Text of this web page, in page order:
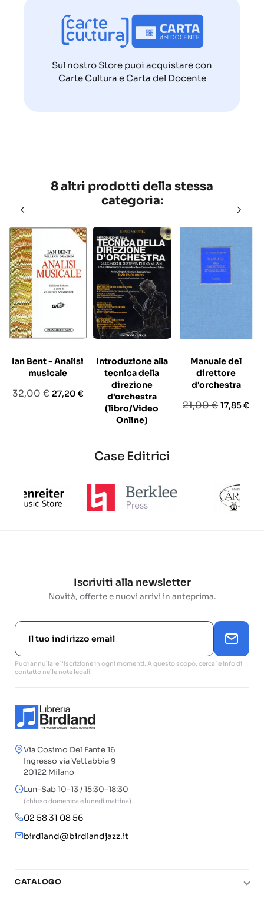
Sul nostro Store puoi acquistare con
Carte Cultura e Carta del Docente
8 altri prodotti della stessa
categoria:
Ian Bent - Analisi
musicale
Prezzo
32,00 € Prezzo
27,20 €
Introduzione alla
tecnica della
direzione
d'orchestra
(libro/Video
Online)
base
Manuale del
direttore
d'orchestra
Prezzo
21,00 € Prezzo
17,85 €
Case Editrici
Iscriviti alla newsletter
Novità, offerte e nuovi arrivi in anteprima.
Puoi annullare l'iscrizione in ogni momenti. A questo scopo, cerca le info di
contatto nelle note legali.
Via Cosimo Del Fante 16
Ingresso via Vettabbia 9
20122 Milano
Lun–Sab 10–13 / 15:30–18:30
(chiuso domenica e lunedì mattina)
02 58 31 08 56
birdland@birdlandjazz.it
CATALOGO